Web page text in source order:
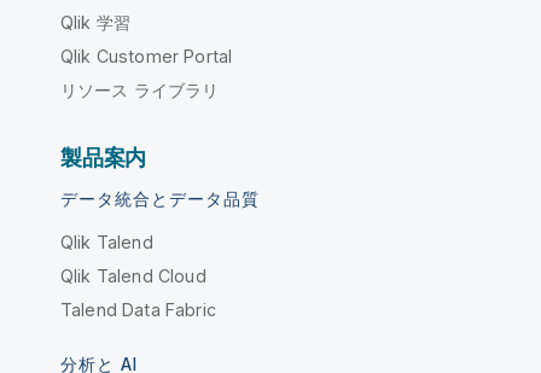
Qlik 学習
Qlik Customer Portal
リソース ライブラリ
製品案内
データ統合とデータ品質
Qlik Talend
Qlik Talend Cloud
Talend Data Fabric
分析と AI